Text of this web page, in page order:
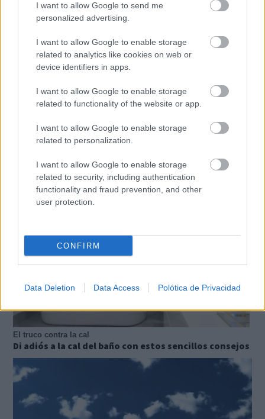
I want to allow Google to send me
personalized advertising.
I want to allow Google to enable storage
related to analytics like cookies on web or
device identifiers in apps.
I want to allow Google to enable storage
related to functionality of the website or app.
I want to allow Google to enable storage
related to personalization.
I want to allow Google to enable storage
related to security, including authentication
functionality and fraud prevention, and other
user protection.
CONFIRM
Data Deletion Data Access Polótica de Privacidad
¿Por qué se contagia?
La ciencia explica por qué el bostezo es contagioso
El truco contra la cal
Di adiós a la cal del baño con estos sencillos consejos